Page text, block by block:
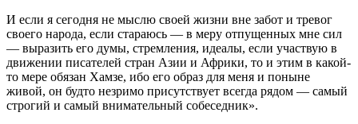
И если я сегодня не мыслю своей жизни вне забот и тревог
своего народа, если стараюсь — в меру отпущенных мне сил
— выразить его думы, стремления, идеалы, если участвую в
движении писателей стран Азии и Африки, то и этим в какой-
то мере обязан Хамзе, ибо его образ для меня и поныне
живой, он будто незримо присутствует всегда рядом — самый
строгий и самый внимательный собеседник».